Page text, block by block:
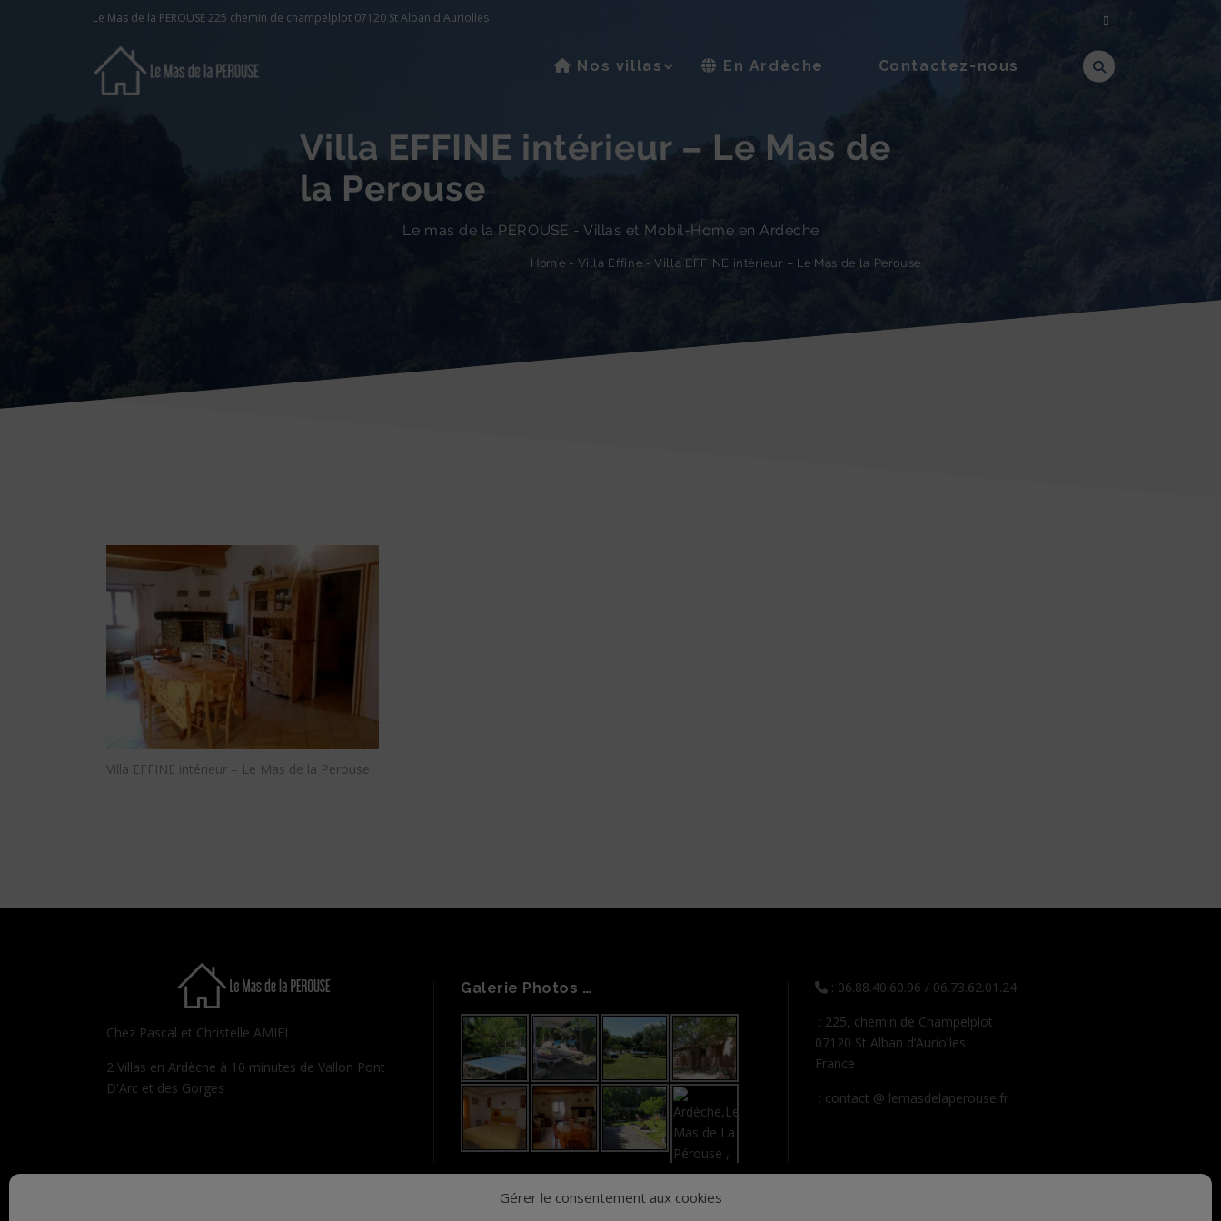
Gérer le consentement aux cookies
Le Mas de la PEROUSE 225 chemin de champelplot 07120 St Alban d'Auriolles
Nos villas En Ardèche Contactez-nous
Villa EFFINE intérieur – Le Mas de
la Perouse
Le mas de la PEROUSE - Villas et Mobil-Home en Ardèche
Home - Villa Effine -Villa EFFINE intérieur – Le Mas de la Perouse
Villa EFFINE intérieur – Le Mas de la Perouse
Chez Pascal et Christelle AMIEL
2 Villas en Ardèche à 10 minutes de Vallon Pont
D'Arc et des Gorges
Galerie Photos …
: 06.88.40.60.96 / 06.73.62.01.24
: 225, chemin de Champelplot
07120 St Alban d’Auriolles
France
: contact @ lemasdelaperouse.fr